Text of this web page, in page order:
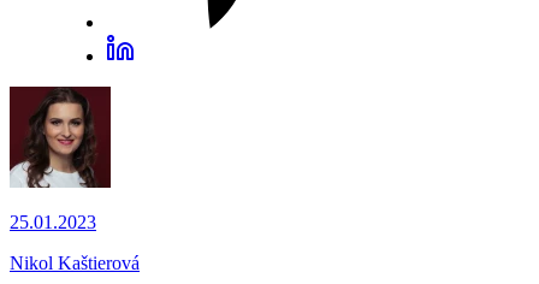
25.01.2023
Nikol Kaštierová